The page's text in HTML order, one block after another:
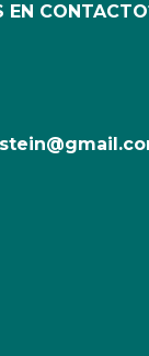
EN